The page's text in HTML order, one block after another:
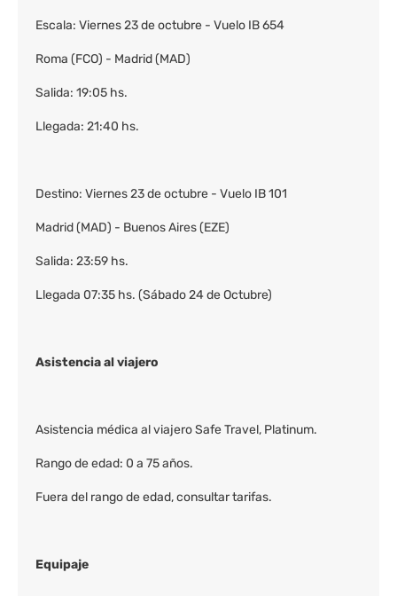
Escala: Viernes 23 de octubre - Vuelo IB 654
Roma (FCO) - Madrid (MAD)
Salida: 19:05 hs.
Llegada: 21:40 hs.
Destino: Viernes 23 de octubre - Vuelo IB 101
Madrid (MAD) - Buenos Aires (EZE)
Salida: 23:59 hs.
Llegada 07:35 hs. (Sábado 24 de Octubre)
Asistencia al viajero
Asistencia médica al viajero Safe Travel, Platinum.
Rango de edad: 0 a 75 años.
Fuera del rango de edad, consultar tarifas.
Equipaje